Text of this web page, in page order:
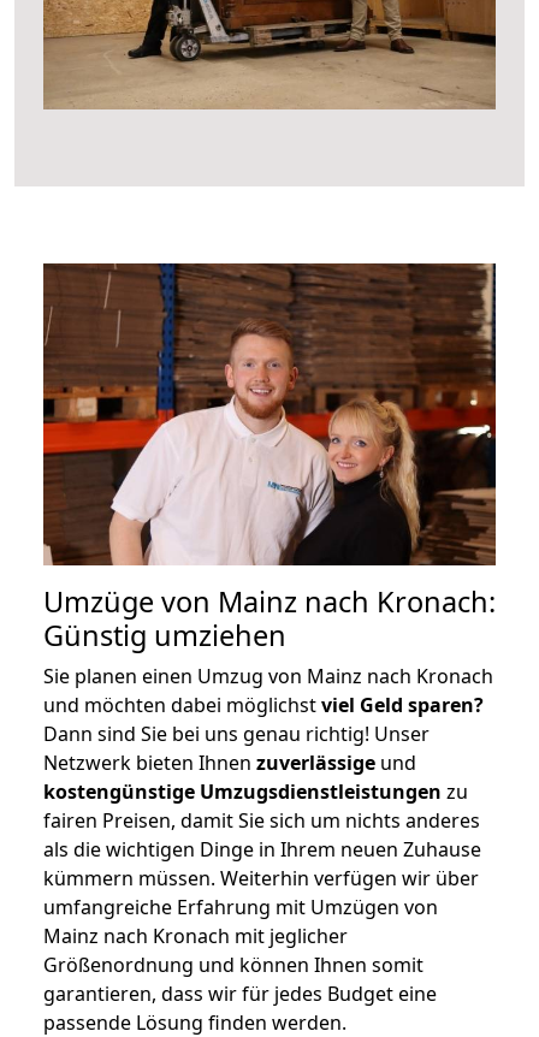
Umzüge von Mainz nach Kronach:
Günstig umziehen
Sie planen einen Umzug von Mainz nach Kronach
und möchten dabei möglichstviel Geld sparen?
Dann sind Sie bei uns genau richtig! Unser
Netzwerk bieten Ihnen zuverlässige und
kostengünstige Umzugsdienstleistungen zu
fairen Preisen, damit Sie sich um nichts anderes
als die wichtigen Dinge in Ihrem neuen Zuhause
kümmern müssen. Weiterhin verfügen wir über
umfangreiche Erfahrung mit Umzügen von
Mainz nach Kronach mit jeglicher
Größenordnung und können Ihnen somit
garantieren, dass wir für jedes Budget eine
passende Lösung finden werden.